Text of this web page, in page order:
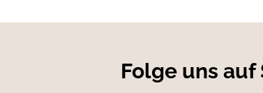
Folge uns auf